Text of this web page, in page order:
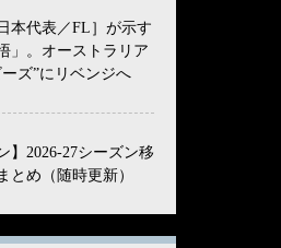
本代表／FL］が示す
」。オーストラリア
ズ”にリベンジへ
】2026-27シーズン移
とめ（随時更新）